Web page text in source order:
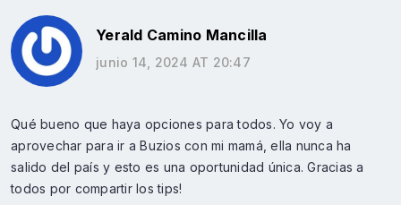
Yerald Camino Mancilla
junio 14, 2024 AT 20:47
Qué bueno que haya opciones para todos. Yo voy a
aprovechar para ir a Buzios con mi mamá, ella nunca ha
salido del país y esto es una oportunidad única. Gracias a
todos por compartir los tips!